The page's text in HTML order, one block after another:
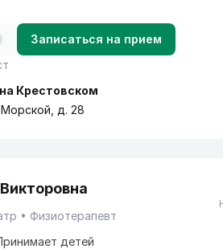
Записаться на прием
Крестовском
д. 28
Физиотерапевт
детей